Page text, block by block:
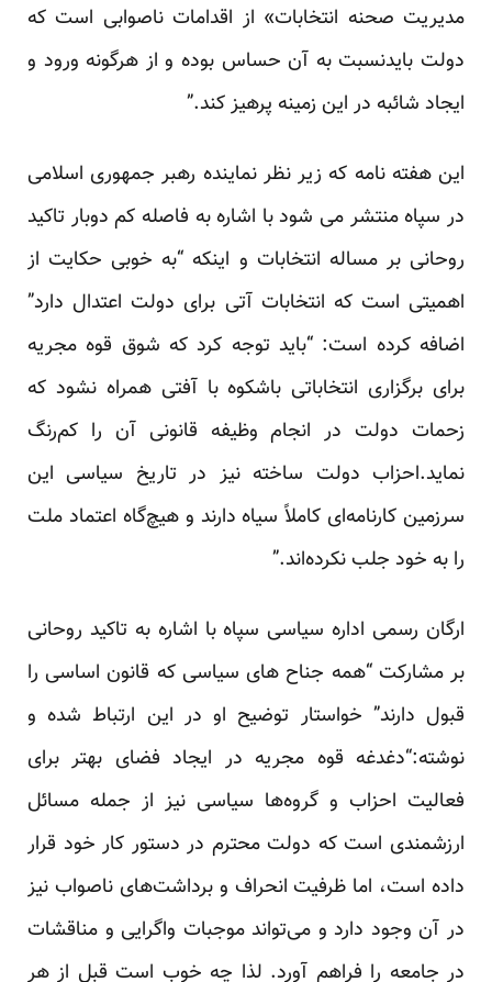
مدیریت صحنه انتخابات» از اقدامات ناصوابی است که
دولت بایدنسبت به آن حساس بوده و از هرگونه ورود و
ایجاد شائبه‌ در این زمینه پرهیز کند.”
این هفته نامه که زیر نظر نماینده رهبر جمهوری اسلامی
در سپاه منتشر می شود با اشاره به فاصله کم دوبار تاکید
روحانی بر مساله انتخابات و اینکه “به خوبی حکایت از
اهمیتی است که انتخابات آتی برای دولت اعتدال دارد”
اضافه کرده است: “باید توجه کرد که شوق قوه مجریه
برای برگزاری انتخاباتی باشکوه با آفتی همراه نشود که
زحمات دولت در انجام وظیفه قانونی آن را کم‌رنگ
نماید.احزاب دولت ساخته نیز در تاریخ سیاسی این
سرزمین کارنامه‌ای کاملاً سیاه دارند و هیچ‌گاه اعتماد ملت
را به خود جلب نکرده‌اند.”
ارگان رسمی اداره سیاسی سپاه با اشاره به تاکید روحانی
بر مشارکت “همه جناح های سیاسی که قانون اساسی را
قبول دارند” خواستار توضیح او در این ارتباط شده و
نوشته:“دغدغه قوه مجریه در ایجاد فضای بهتر برای
فعالیت احزاب و گروه‌ها سیاسی نیز از جمله مسائل
ارزشمندی است که دولت محترم در دستور کار خود قرار
داده است، اما ظرفیت انحراف و برداشت‌های ناصواب نیز
در آن وجود دارد و می‌تواند موجبات واگرایی و مناقشات
در جامعه را فراهم آورد. لذا چه خوب است قبل از هر